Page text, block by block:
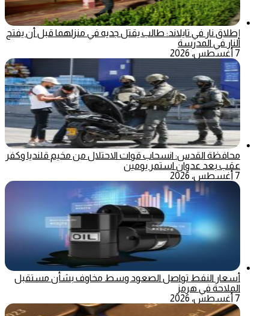
إطلاق نار في تايلاند: طالب يقتل جديه في منزلهما قبل أن يفتح
النار في المدرسة
7 أغسطس، 2026
محافظة القدس: انسحاب قوات الاحتلال من مخيم قلنديا وكفر
عقب بعد عدوان استمر يومين
7 أغسطس، 2026
أسعار النفط تواصل الصعود وسط مخاوف بشأن مستقبل
الملاحة في هرمز
7 أغسطس، 2026